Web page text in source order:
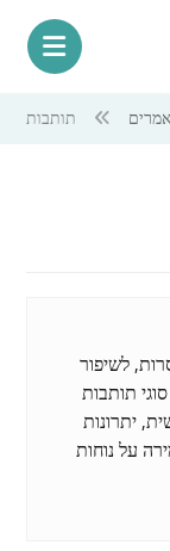
תותבות
לשיפור
תותבות
יתרונות
על נוחות